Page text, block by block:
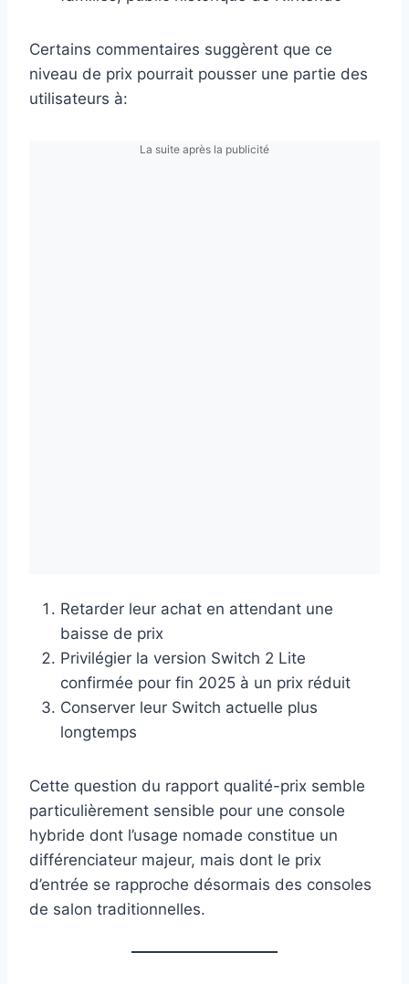
Certains commentaires suggèrent que ce
niveau de prix pourrait pousser une partie des
utilisateurs à:
La suite après la publicité
Retarder leur achat en attendant une
baisse de prix
Privilégier la version Switch 2 Lite
confirmée pour fin 2025 à un prix réduit
Conserver leur Switch actuelle plus
longtemps
Cette question du rapport qualité-prix semble
particulièrement sensible pour une console
hybride dont l’usage nomade constitue un
différenciateur majeur, mais dont le prix
d’entrée se rapproche désormais des consoles
de salon traditionnelles.